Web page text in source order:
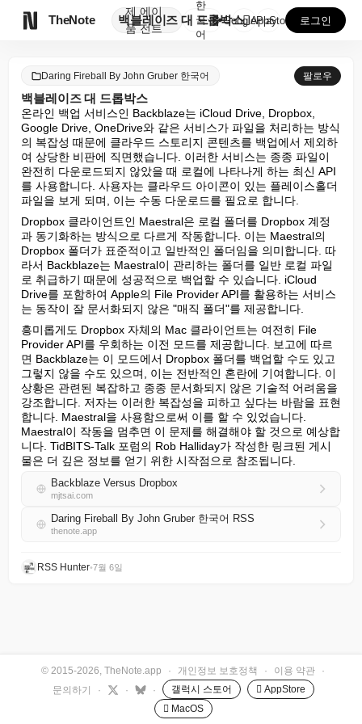
TheNote
제
품
에이
전트
백블레이즈 대 드롭박스
한
국
어
GooglePlay
AppStore 로그인
Daring Fireball By John Gruber 한국어 팔로우
백블레이즈 대 드롭박스
온라인 백업 서비스인 Backblaze는 iCloud Drive, Dropbox,
Google Drive, OneDrive와 같은 서비스가 파일을 처리하는 방식
의 복잡성 때문에 클라우드 스토리지 콘텐츠를 백업에서 제외하
여 상당한 비판에 직면했습니다. 이러한 서비스는 종종 파일이
완전히 다운로드되지 않았을 때 로컬에 나타나게 하는 최신 API
를 사용합니다. 사용자는 클라우드 아이콘이 있는 플레이스홀더
파일을 보게 되며, 이는 수동 다운로드를 필요로 합니다.
Dropbox 클라이언트인 Maestral은 로컬 폴더를 Dropbox 계정
과 동기화하는 방식으로 다르게 작동합니다. 이는 Maestral의
Dropbox 폴더가 표준적이고 일반적인 폴더임을 의미합니다. 따
라서 Backblaze는 Maestral이 관리하는 폴더를 일반 로컬 파일
로 취급하기 때문에 성공적으로 백업할 수 있습니다. iCloud
Drive를 포함하여 Apple의 File Provider API를 활용하는 서비스
는 동작이 잘 문서화되지 않은 "매직 폴더"를 제공합니다.
흥미롭게도 Dropbox 자체의 Mac 클라이언트는 여전히 File
Provider API를 우회하는 이전 모드를 제공합니다. 보고에 따르
면 Backblaze는 이 모드에서 Dropbox 폴더를 백업할 수도 있고
그렇지 않을 수도 있으며, 이는 전반적인 혼란에 기여합니다. 이
상황은 관련된 복잡하고 종종 문서화되지 않은 기술적 어려움을
강조합니다. 저자는 이러한 복잡성을 피하고 싶다는 바람을 표현
합니다. Maestral을 사용함으로써 이를 할 수 있었습니다.
Maestral이 작동을 멈추면 이 문제를 해결해야 할 것으로 예상합
니다. TidBITS-Talk 포럼의 Rob Halliday가 작성한 링크된 게시
물은 더 깊은 정보를 얻기 위한 시작점으로 참조됩니다.
Backblaze Versus Dropbox
mjtsai.com
Daring Fireball By John Gruber 한국어 RSS
thenote.app
RSS Hunter•7월 6일
© 2015-2026, TheNote.app · 개인정보 보호정책 · 이용 약관
·
문의하기
· · · 갤럭시 스토어
 AppStore
 MacOS